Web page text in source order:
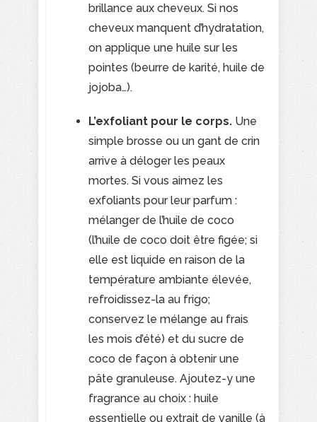
brillance aux cheveux. Si nos
cheveux manquent d’hydratation,
on applique une huile sur les
pointes (beurre de karité, huile de
jojoba…).
L’exfoliant pour le corps. Une
simple brosse ou un gant de crin
arrive à déloger les peaux
mortes. Si vous aimez les
exfoliants pour leur parfum :
mélanger de l’huile de coco
(l’huile de coco doit être figée; si
elle est liquide en raison de la
température ambiante élevée,
refroidissez-la au frigo;
conservez le mélange au frais
les mois d’été) et du sucre de
coco de façon à obtenir une
pâte granuleuse. Ajoutez-y une
fragrance au choix : huile
essentielle ou extrait de vanille (à